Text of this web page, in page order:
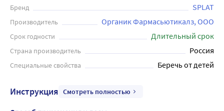
чувствительности зубов. Дорожная зубная щетка
сочетает привлекательный дизайн и высокую
эргономичность. Её удобно хранить: в сложенном виде
щетинки закрыты нижней частью ручки, в которой
предусмотрены отверстия для вентиляции. Благодаря
этому щетина не пачкается и не деформируется в сумке
возможность выбрать определённый цвет.
Бренд SPLAT
Производитель Органик Фармасьютикалз, ООО
Срок годности Длительный срок
Страна производитель Россия
Специальные свойства Беречь от детей
Инструкция Смотреть полностью